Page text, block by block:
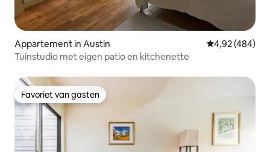
Appartement in Austin Gemiddelde
4,92 (484)
Tuinstudio met eigen patio en kitchenette
Favoriet van gasten
Favoriet van gasten